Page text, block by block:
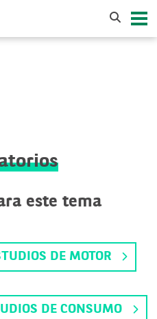
este tema
DE MOTOR
DE CONSUMO